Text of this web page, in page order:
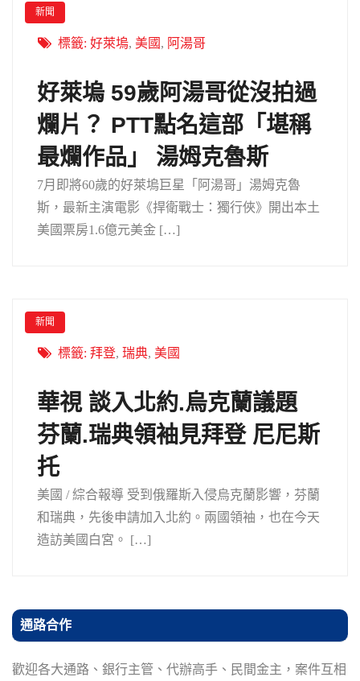
新聞
標籤: 好萊塢, 美國 , 阿湯哥
好萊塢 59歲阿湯哥從沒拍過
爛片？ PTT點名這部「堪稱
最爛作品」 湯姆克魯斯
7月即將60歲的好萊塢巨星「阿湯哥」湯姆克魯
斯，最新主演電影《捍衛戰士：獨行俠》開出本土
美國票房1.6億元美金 […]
新聞
標籤: 拜登, 瑞典, 美國
華視 談入北約.烏克蘭議題
芬蘭.瑞典領袖見拜登 尼尼斯
托
美國 / 綜合報導 受到俄羅斯入侵烏克蘭影響，芬蘭
和瑞典，先後申請加入北約。兩國領袖，也在今天
造訪美國白宮。 […]
通路合作
歡迎各大通路、銀行主管、代辦高手、民間金主，案件互相